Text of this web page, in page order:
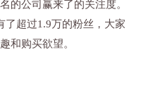
的公司赢来了的关注度。
了超过1.9万的粉丝，大家
和购买欲望。